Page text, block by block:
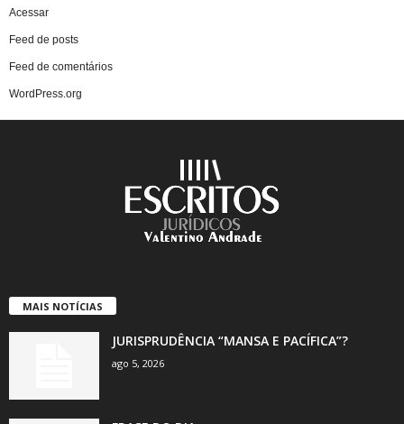
Acessar
Feed de posts
Feed de comentários
WordPress.org
MAIS NOTÍCIAS
JURISPRUDÊNCIA “MANSA E PACÍFICA”?
ago 5, 2026